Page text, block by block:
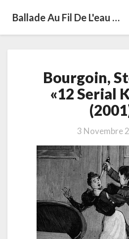
Ballade Au Fil De L'eau …
«12
Serial
Bourgoin,
«12 Serial
3 Novembre